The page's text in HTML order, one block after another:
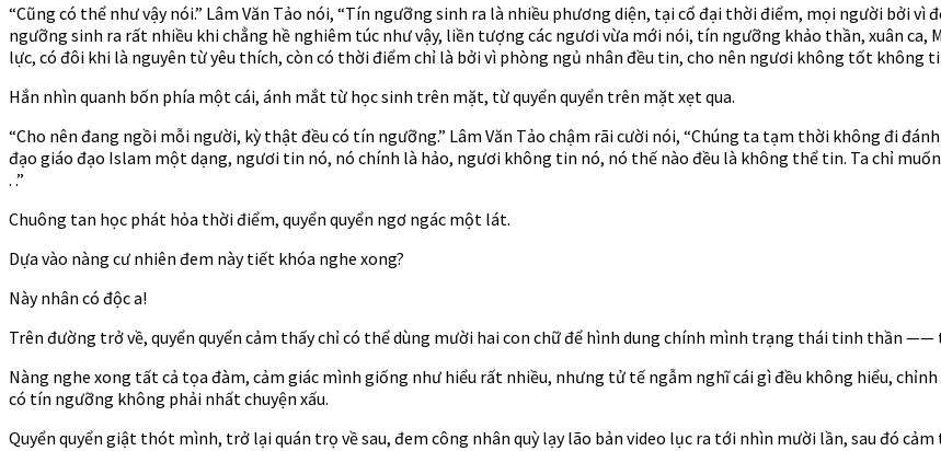
“Cũng có thể như vậy nói.” Lâm Văn Tảo nói, “Tín ngưỡng sinh ra là nhiều phương diện, tại cổ đại thời điểm, mọi người bởi
ngưỡng sinh ra rất nhiều khi chẳng hề nghiêm túc như vậy, liền tượng các ngươi vừa mới nói, tín ngưỡng khảo thần, xuân ca,
lực, có đôi khi là nguyên từ yêu thích, còn có thời điểm chỉ là bởi vì phòng ngủ nhân đều tin, cho nên ngươi không tốt không
Hắn nhìn quanh bốn phía một cái, ánh mắt từ học sinh trên mặt, từ quyển quyển trên mặt xẹt qua.
“Cho nên đang ngồi mỗi người, kỳ thật đều có tín ngưỡng.” Lâm Văn Tảo chậm rãi cười nói, “Chúng ta tạm thời không đi
đạo giáo đạo Islam một dạng, ngươi tin nó, nó chính là hảo, ngươi không tin nó, nó thế nào đều là không thể tin. Ta chỉ
. .”
Chuông tan học phát hỏa thời điểm, quyển quyển ngơ ngác một lát.
Dựa vào nàng cư nhiên đem này tiết khóa nghe xong?
Này nhân có độc a!
Trên đường trở về, quyển quyển cảm thấy chỉ có thể dùng mười hai con chữ để hình dung chính mình trạng thái tinh thần ——
Nàng nghe xong tất cả tọa đàm, cảm giác mình giống như hiểu rất nhiều, nhưng tử tế ngẫm nghĩ cái gì đều không hiểu,
có tín ngưỡng không phải nhất chuyện xấu.
Quyển quyển giật thót mình, trở lại quán trọ về sau, đem công nhân quỳ lạy lão bản video lục ra tới nhìn mười lần, sau đó